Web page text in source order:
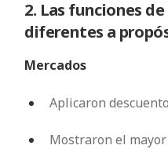
2. Las funciones
diferentes a
Mercados
Aplicaron
Mostraron el